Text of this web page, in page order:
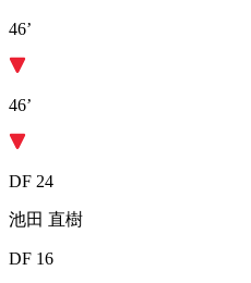
46’
46’
DF 24
池田 直樹
DF 16